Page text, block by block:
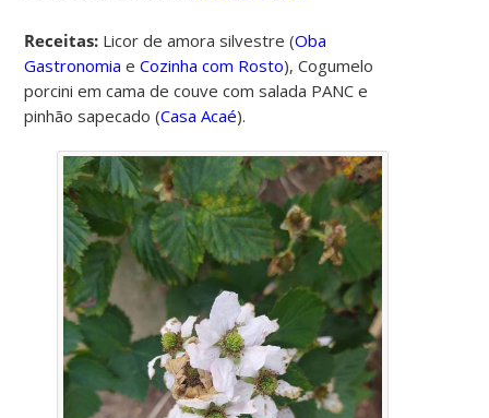
Receitas: Licor de amora silvestre (Oba
Gastronomia eCozinha com Rosto),Cogumelo
porcini em cama de couve com salada PANC e
pinhão sapecado (Casa Acaé).